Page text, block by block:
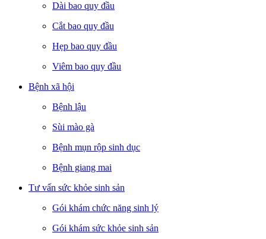
Dài bao quy đầu
Cắt bao quy đầu
Hẹp bao quy đầu
Viêm bao quy đầu
Bệnh xã hội
Bệnh lậu
Sùi mào gà
Bệnh mụn rộp sinh dục
Bệnh giang mai
Tư vấn sức khỏe sinh sản
Gói khám chức năng sinh lý
Gói khám sức khỏe sinh sản